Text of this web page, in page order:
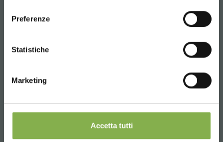
Preferenze
Statistiche
Marketing
Accetta tutti
+39 3457719939